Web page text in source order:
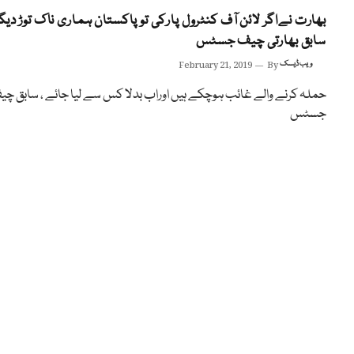
بھارت نےاگر لائن آف کنٹرول پارکی تو پاکستان ہماری ناک توڑ
سابق بھارتی چیف جسٹس
February 21, 2019 Byویب ڈیسک
حملہ کرنے والے غائب ہوچکے ہیں اوراب بدلا کس سے لیا جائے ، سابق
جسٹس